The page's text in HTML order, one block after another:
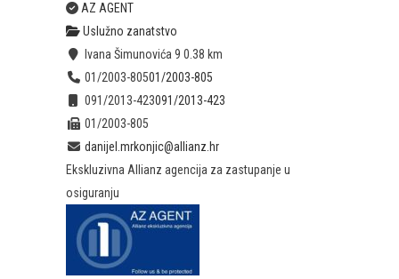
AZ AGENT
Uslužno zanatstvo
Ivana Šimunovića 9 0.38 km
01/2003-80501/2003-805
091/2013-423091/2013-423
01/2003-805
danijel.mrkonjic@allianz.hr
Ekskluzivna Allianz agencija za zastupanje u
osiguranju